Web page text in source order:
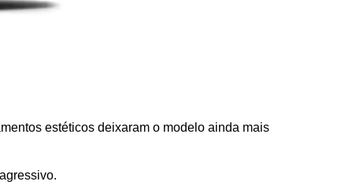
estéticos deixaram o modelo ainda mais